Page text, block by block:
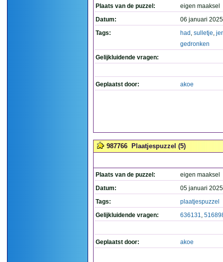
Plaats van de puzzel:
eigen maaksel
Datum:
06 januari
Tags:
had , sulletje,
gedronken
Gelijkluidende vragen:
Geplaatst door: akoe
987766 Plaatjespuzzel (5)
Plaats van de puzzel:
eigen maaksel
Datum:
05 januari
Tags:
plaatjespuzzel
Gelijkluidende vragen:
636131,
Geplaatst door: akoe